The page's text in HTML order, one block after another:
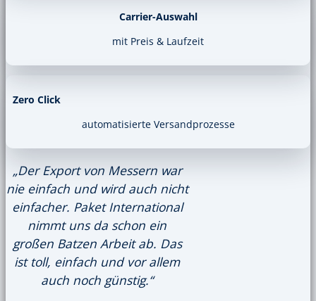
Carrier-Auswahl
mit Preis & Laufzeit
Zero Click
automatisierte Versandprozesse
„Der Export von Messern war
nie einfach und wird auch nicht
einfacher. Paket International
nimmt uns da schon ein
großen Batzen Arbeit ab. Das
ist toll, einfach und vor allem
auch noch günstig.“